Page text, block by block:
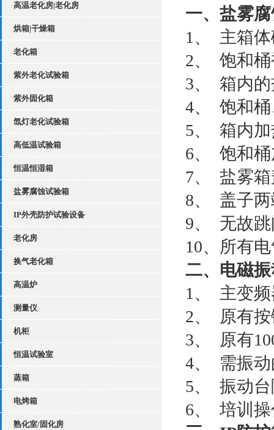
高温老化房|老化房
烘箱|干燥箱
老化箱
紫外老化试验箱
紫外固化箱
氙灯老化试验箱
高低温试验箱
恒温恒湿箱
盐雾腐蚀试验箱
IP外壳防护试验设备
老化房
换气老化箱
高温炉
测量仪
机柜
恒温试验室
蒸箱
电烤箱
熟化室/固化房
一、盐雾
1、 主箱
2、 饱和
3、 箱内
4、 饱和
5、 箱内
6、 饱和
7、 盐雾
8、 盖子
9、 无故
10、所有
二、电磁
1、 主变
2、 原有
3、 原有
4、 需振
5、 振动
6、 培训